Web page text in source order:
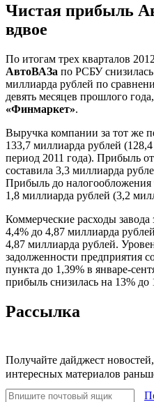
Чистая прибыль
вдвое
По итогам трех кварталов
АвтоВАЗа по РСБУ снизилась
миллиарда рублей по
девять месяцев прошлого
«Финмаркет».
Выручка компании за тот же
133,7 миллиарда рублей
период 2011 года). Прибыль
составила 3,3 миллиарда
Прибыль до налогообложения
1,8 миллиарда рублей (3,2
Коммерческие расходы завода
4,4% до 4,87 миллиарда
4,87 миллиарда рублей.
задолженности предприятия
пункта до 1,39% в январе-
прибыль снизилась на 13% до
Рассылка
Получайте дайджест
интересных материалов